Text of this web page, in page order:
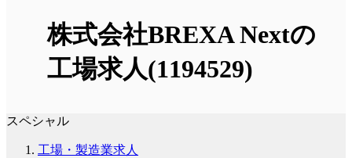
株式会社BREXA Nextの
工場求人(1194529)
スペシャル
工場・製造業求人